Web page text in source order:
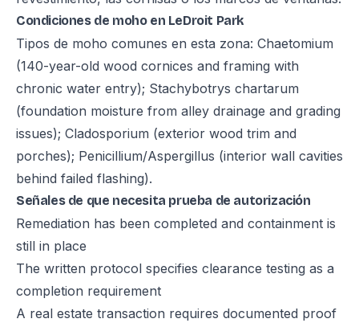
Condiciones de moho en LeDroit Park
Tipos de moho comunes en esta zona: Chaetomium
(140-year-old wood cornices and framing with
chronic water entry); Stachybotrys chartarum
(foundation moisture from alley drainage and grading
issues); Cladosporium (exterior wood trim and
porches); Penicillium/Aspergillus (interior wall cavities
behind failed flashing).
Señales de que necesita prueba de autorización
Remediation has been completed and containment is
still in place
The written protocol specifies clearance testing as a
completion requirement
A real estate transaction requires documented proof